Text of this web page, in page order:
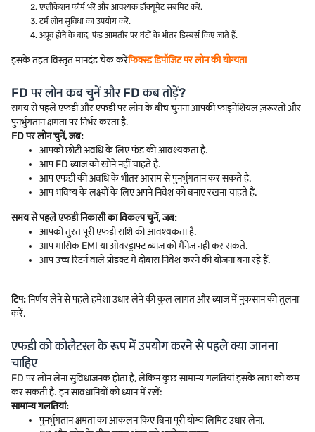
एप्लीकेशन फॉर्म भरें और आवश्यक डॉक्यूमेंट सबमिट करें.
टर्म लोन सुविधा का उपयोग करें.
अप्रूव होने के बाद, फंड आमतौर पर घंटों के भीतर डिस्बर्स किए जाते हैं.
इसके तहत विस्तृत मानदंड चेक करेंफिक्स्ड डिपॉजिट पर लोन की योग्यता
FD पर लोन कब चुनें और FD कब तोड़ें?
समय से पहले एफडी और एफडी पर लोन के बीच चुनना आपकी फाइनेंशियल ज़रूरतों और
पुनर्भुगतान क्षमता पर निर्भर करता है.
FD पर लोन चुनें, जब:
आपको छोटी अवधि के लिए फंड की आवश्यकता है.
आप FD ब्याज को खोने नहीं चाहते हैं.
आप एफडी की अवधि के भीतर आराम से पुनर्भुगतान कर सकते हैं.
आप भविष्य के लक्ष्यों के लिए अपने निवेश को बनाए रखना चाहते हैं.
समय से पहले एफडी निकासी का विकल्प चुनें, जब:
आपको तुरंत पूरी एफडी राशि की आवश्यकता है.
आप मासिक EMI या ओवरड्राफ्ट ब्याज को मैनेज नहीं कर सकते.
आप उच्च रिटर्न वाले प्रोडक्ट में दोबारा निवेश करने की योजना बना रहे हैं.
टिप:निर्णय लेने से पहले हमेशा उधार लेने की कुल लागत और ब्याज में नुकसान की तुलना
करें.
एफडी को कोलैटरल के रूप में उपयोग करने से पहले क्या जानना
चाहिए
FD पर लोन लेना सुविधाजनक होता है, लेकिन कुछ सामान्य गलतियां इसके लाभ को कम
कर सकती हैं. इन सावधानियों को ध्यान में रखें:
सामान्य गलतियां:
पुनर्भुगतान क्षमता का आकलन किए बिना पूरी योग्य लिमिट उधार लेना.